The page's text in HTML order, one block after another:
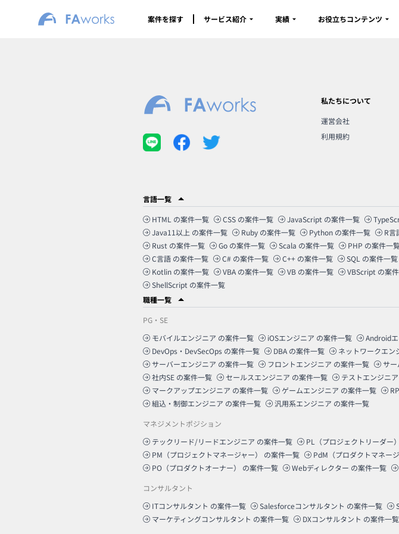
案件を探す サービス紹介 実績 お役立ちコンテンツ
私たちについて
運営会社
利用規約
言語一覧
HTML の案件一覧 CSS の案件一覧 JavaScript の案件一覧
Java11以上 の案件一覧 Ruby の案件一覧 Python の案件一覧 R言
Rust の案件一覧 Go の案件一覧 Scala の案件一覧 PHP の案件一
C言語 の案件一覧 C# の案件一覧 C++ の案件一覧 SQL の案件一覧
Kotlin の案件一覧 VBA の案件一覧 VB の案件一覧 VBScript の案
ShellScript の案件一覧
職種一覧
PG・SE
モバイルエンジニア の案件一覧 iOSエンジニア の案件一覧 Android
DevOps・DevSecOps の案件一覧 DBA の案件一覧 ネットワークエン
サーバーエンジニア の案件一覧 フロントエンジニア の案件一覧 サー
社内SE の案件一覧 セールスエンジニア の案件一覧 テストエンジニア
マークアップエンジニア の案件一覧 ゲームエンジニア の案件一覧
組込・制御エンジニア の案件一覧 汎用系エンジニア の案件一覧
マネジメントポジション
テックリード/リードエンジニア の案件一覧 PL（プロジェクトリーダー）
PM（プロジェクトマネージャー）
の案件一覧 PdM（プロダクトマネージ
PO（プロダクトオーナー）
の案件一覧 Webディレクター の案件一覧
コンサルタント
ITコンサルタント の案件一覧 Salesforceコンサルタント の案件一覧
マーケティングコンサルタント の案件一覧 DXコンサルタント の案件一覧